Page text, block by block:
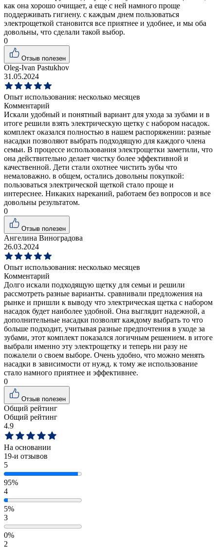
как она хорошо очищает, а еще с ней намного проще
поддерживать гигиену. с каждым днем пользоваться
электрощеткой становится все приятнее и удобнее, и мы оба
довольны, что сделали такой выбор.
0
Отзыв полезен
Oleg-Ivan Pastukhov
31.05.2024
Опыт использования: несколько месяцев
Комментарий
Искали удобный и понятный вариант для ухода за зубами и в
итоге решили взять электрическую щетку с набором насадок.
комплект оказался полностью в нашем распоряжении: разные
насадки позволяют выбрать подходящую для каждого члена
семьи. В процессе использования электрощетки заметили, что
она действительно делает чистку более эффективной и
качественной. Дети стали охотнее чистить зубы что
немаловажно. в общем, остались довольны покупкой:
пользоваться электрической щеткой стало проще и
интереснее. Никаких нареканий, работаем без вопросов и все
довольны результатом.
0
Отзыв полезен
Ангелина Виноградова
26.03.2024
Опыт использования: несколько месяцев
Комментарий
Долго искали подходящую щетку для семьи и решили
рассмотреть разные варианты. сравнивали предложения на
рынке и пришли к выводу что электрическая щетка с набором
насадок будет наиболее удобной. Она выглядит надежной, а
дополнительные насадки позволят каждому выбрать то что
больше подходит, учитывая разные предпочтения в уходе за
зубами, этот комплект показался логичным решением. в итоге
выбрали именно эту электрощетку и теперь ни разу не
пожалели о своем выборе. Очень удобно, что можно менять
насадки в зависимости от нужд. к тому же использование
стало намного приятнее и эффективнее.
0
Отзыв полезен
Общий рейтинг
Общий рейтинг
4.9
На основании
19-и отзывов
5
95%
4
5%
3
0%
2